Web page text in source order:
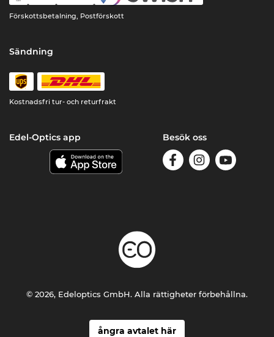
Förskottsbetalning, Postförskott
Sändning
Kostnadsfri tur- och returfrakt
Edel-Optics app Besök oss
ångra avtalet här
© 2026, Edeloptics GmbH. Alla rättigheter förbehållna.